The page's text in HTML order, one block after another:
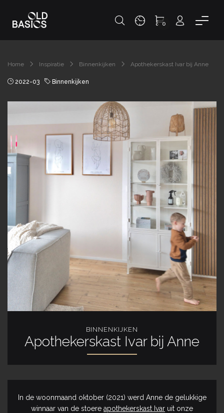
0
Home Inspiratie Binnenkijken Apothekerskast Ivar bij Anne
2022-03 Binnenkijken
BINNENKIJKEN
Apothekerskast Ivar bij Anne
In de woonmaand oktober (2021) werd Anne de gelukkige
winnaar van de stoere apothekerskast Ivar uit onze